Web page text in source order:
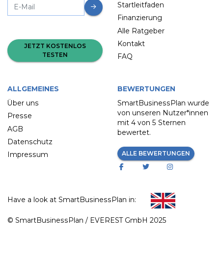
JETZT KOSTENLOS
TESTEN
Startleitfaden
Finanzierung
Alle Ratgeber
Kontakt
FAQ
ALLGEMEINES
Über uns
Presse
AGB
Datenschutz
Impressum
BEWERTUNGEN
SmartBusinessPlan wurde
von unseren Nutzer*innen
mit 4 von 5 Sternen
bewertet.
ALLE BEWERTUNGEN
© SmartBusinessPlan / EVEREST GmbH 2025
Have a look at SmartBusinessPlan in: